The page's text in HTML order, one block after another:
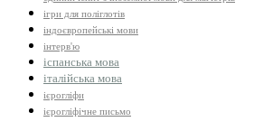
ігри для поліглотів
індоєвропейські мови
інтерв'ю
іспанська мова
італійська мова
ієрогліфи
ієрогліфічне письмо